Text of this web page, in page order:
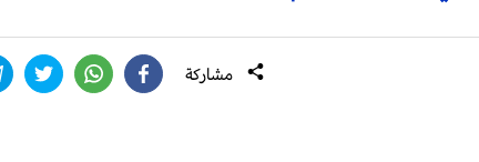
مشاركة